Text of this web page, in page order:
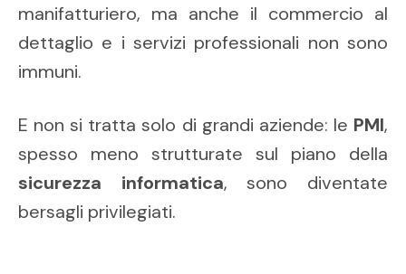
manifatturiero, ma anche il commercio al
dettaglio e i servizi professionali non sono
immuni.
E non si tratta solo di grandi aziende: le PMI,
spesso meno strutturate sul piano della
sicurezza informatica, sono diventate
bersagli privilegiati.